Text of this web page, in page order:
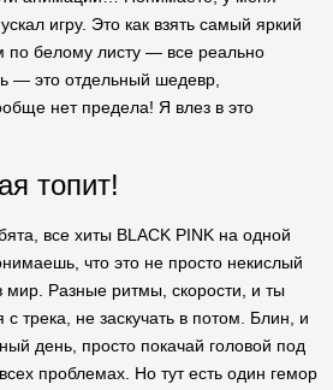
игру. Это как взять самый яркий
по белому листу — все реально
— это отдельный шедевр,
нет предела! Я влез в это
топит!
все хиты BLACK PINK на одной
что это не просто некислый
Разные ритмы, скорости, и ты
с трека, не заскучать в потом. Блин, и
день, просто покачай головой под
проблемах. Но тут есть один гемор